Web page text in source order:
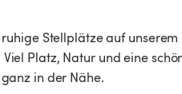
Stellplätze auf
Platz, Natur und eine
in der Nähe.